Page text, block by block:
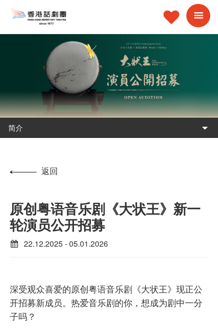
简介
返回
原创粤语音乐剧《大状王》新一
轮演员公开招募
22.12.2025 - 05.01.2026
深受观众喜爱的原创粤语音乐剧《大状王》现正公
开招募新成员。热爱音乐剧的你，想成为剧中一分
子吗？